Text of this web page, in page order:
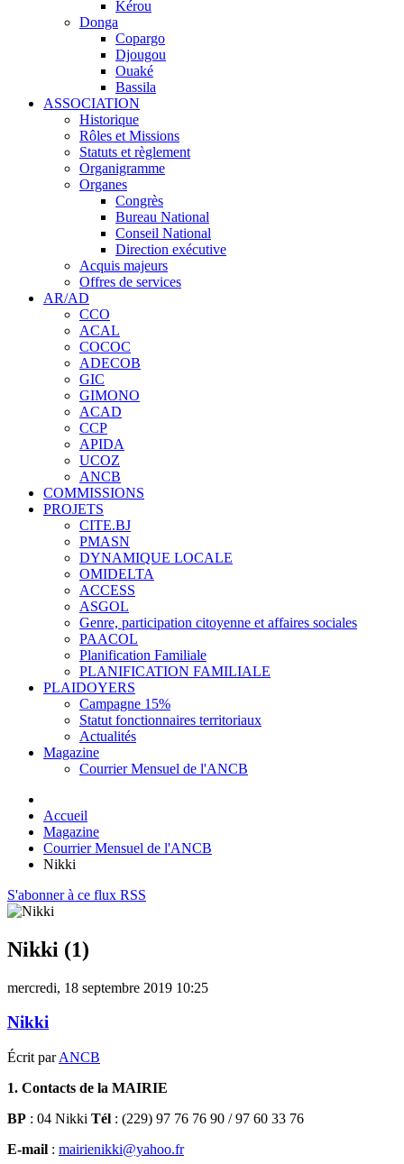
Kérou
Donga
Copargo
Djougou
Ouaké
Bassila
ASSOCIATION
Historique
Rôles et Missions
Statuts et règlement
Organigramme
Organes
Congrès
Bureau National
Conseil National
Direction exécutive
Acquis majeurs
Offres de services
AR/AD
CCO
ACAL
COCOC
ADECOB
GIC
GIMONO
ACAD
CCP
APIDA
UCOZ
ANCB
COMMISSIONS
PROJETS
CITE.BJ
PMASN
DYNAMIQUE LOCALE
OMIDELTA
ACCESS
ASGOL
Genre, participation citoyenne et affaires sociales
PAACOL
Planification Familiale
PLANIFICATION FAMILIALE
PLAIDOYERS
Campagne 15%
Statut fonctionnaires territoriaux
Actualités
Magazine
Courrier Mensuel de l'ANCB
Accueil
Magazine
Courrier Mensuel de l'ANCB
Nikki
S'abonner à ce flux RSS
Nikki (1)
mercredi, 18 septembre 2019 10:25
Nikki
Écrit parANCB
1. Contacts de la MAIRIE
BP : 04 Nikki Tél : (229) 97 76 76 90 / 97 60 33 76
E-mail : mairienikki@yahoo.fr